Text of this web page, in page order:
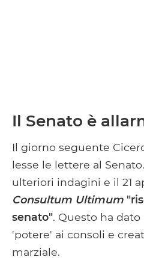
Il Senato è
Il giorno seguente
lesse le lettere al
ulteriori indagini e il 21
Consultum Ultimum
senato". Questo ha dato
'potere' ai consoli e
marziale.